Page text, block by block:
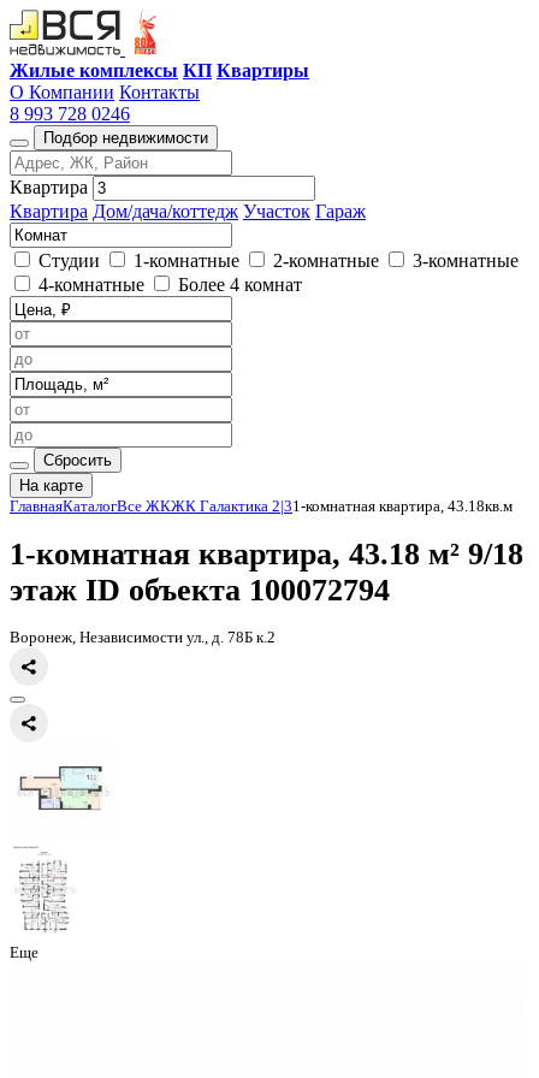
Жилые комплексы КП Квартиры
О Компании Контакты
8 993 728 0246
Подбор недвижимости
Квартира
Квартира Дом/дача/коттедж Участок Гараж
Студии 1-комнатные 2-комнатные
3-комнатные
4-комнатные
Более 4 комнат
Сбросить
На карте
Главная КаталогВсе ЖКЖК Галактика 2|3
1-комнатная квартира, 43.18
этаж
Воронеж, Независимости ул., д. 78Б к.2